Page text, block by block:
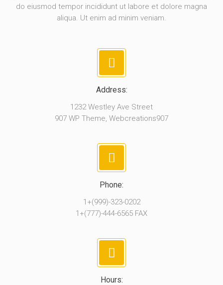
do eiusmod tempor incididunt ut labore et dolore magna
aliqua. Ut enim ad minim veniam.
Address:
1232 Westley Ave Street
907 WP Theme, Webcreations907
Phone:
1+(999)-323-0202
1+(777)-444-6565 FAX
Hours: